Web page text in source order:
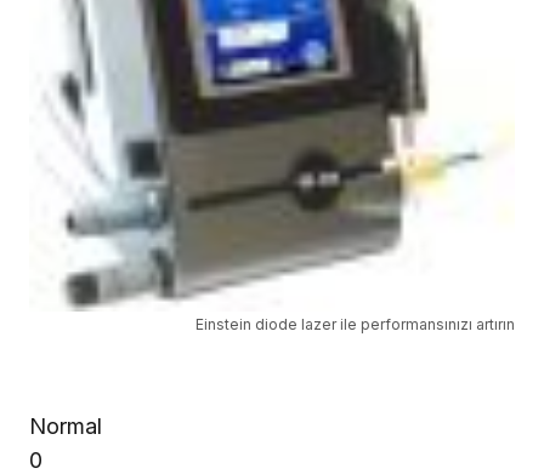
Einstein diode lazer ile performansınızı artırın
Normal
0